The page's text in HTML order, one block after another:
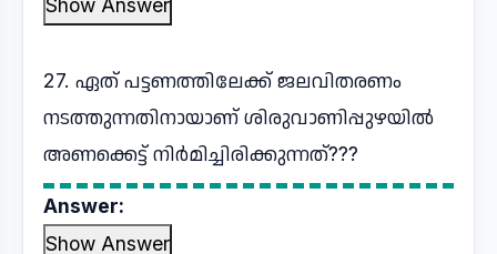
Show Answer
27. ഏത് പട്ടണത്തിലേക്ക് ജലവിതരണം
നടത്തുന്നതിനായാണ് ശിരുവാണിപ്പുഴയിൽ
അണക്കെട്ട് നിർമിച്ചിരിക്കുന്നത്???
Answer:
Show Answer